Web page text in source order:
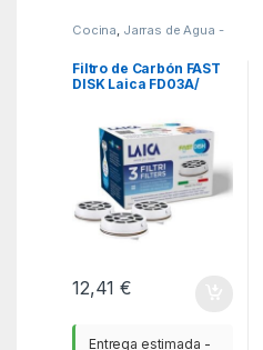
Cocina, Jarras de Agua -
Filtro de Carbón FAST
DISK Laica FD03A/
12,41€
Entrega estimada -